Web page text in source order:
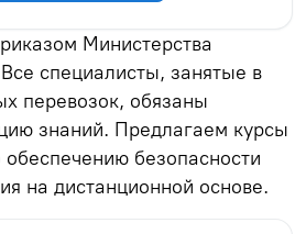
Министерства
специалисты, занятые в
перевозок, обязаны
знаний. Предлагаем курсы
обеспечению безопасности
на дистанционной основе.